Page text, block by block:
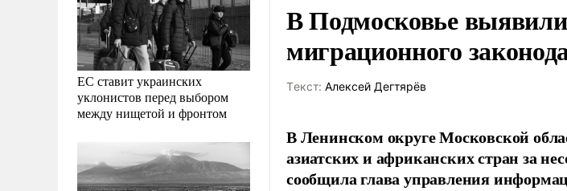
ЕС ставит украинских
уклонистов перед выбором
между нищетой и фронтом
В Подмосковье
миграционного
Tекст: Алексей Дегтярёв
В Ленинском округе Московской
азиатских и африканских стран за
сообщила глава управления